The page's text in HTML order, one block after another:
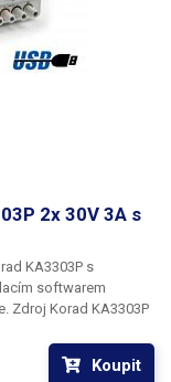
2x 30V 3A s
KA3303P s
softwarem
Zdroj Korad KA3303P
5V a 3A. Zdroj
Koupit